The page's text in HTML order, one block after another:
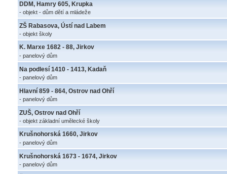
DDM, Hamry 605, Krupka
- objekt - dům dětí a mládeže
ZŠ Rabasova, Ústí nad Labem
- objekt školy
K. Marxe 1682 - 88, Jirkov
- panelový dům
Na podlesí 1410 - 1413, Kadaň
- panelový dům
Hlavní 859 - 864, Ostrov nad Ohří
- panelový dům
ZUŠ, Ostrov nad Ohří
- objekt základní umělecké školy
Krušnohorská 1660, Jirkov
- panelový dům
Krušnohorská 1673 - 1674, Jirkov
- panelový dům